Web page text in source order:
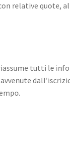
relative quote,
tutti le